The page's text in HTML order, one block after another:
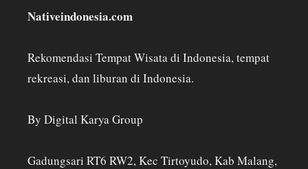
Nativeindonesia.com
Rekomendasi Tempat Wisata di Indonesia, tempat
rekreasi, dan liburan di Indonesia.
By Digital Karya Group
Gadungsari RT6 RW2, Kec Tirtoyudo, Kab Malang,